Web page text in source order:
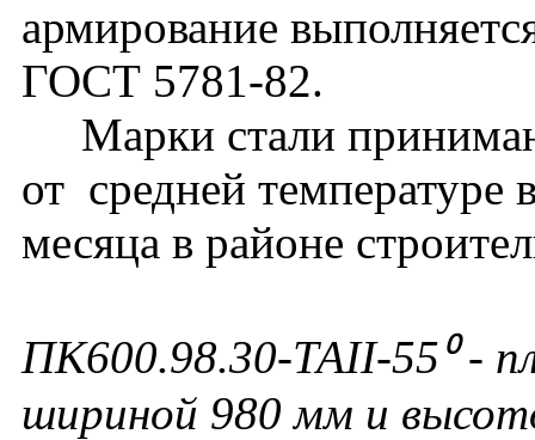
армирование
ГОСТ 5781-82.
Марки стали
от средней температуре
месяца в районе
ПК600.98.30-ТАII-55⁰ -
шириной 980 мм и